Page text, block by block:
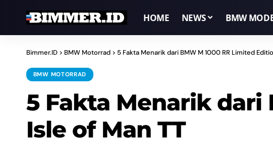
HOME NEWS BMW
Bimmer.ID > BMW Motorrad > 5 Fakta Menarik dari BMW M 1000 RR Limited
BMW MOTORRAD
5 Fakta Menarik dari
Isle of Man TT